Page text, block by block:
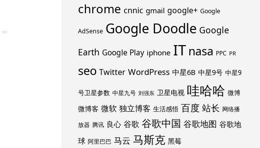
chrome cnnic gmail google+ Google
AdSense Google Doodle Google
Earth Google Play iphone IT nasa PPC PR
seo Twitter WordPress 中星6B 中星9号 中星9
号卫星参数 中星九号 刘强东 卫星电视 哇哈哈 微博
微博客 微软 独立博客 生活感悟 百度 站长 网络播
放器 腾讯 良心 谷歌 谷歌中国 谷歌地图 谷歌地
球 阿里巴巴 马云 马斯克 黑莓